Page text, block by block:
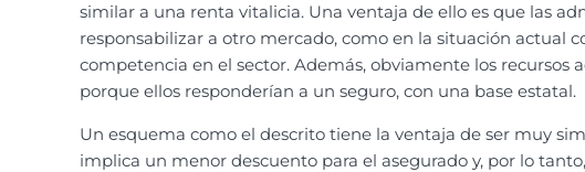
similar a una renta vitalicia. Una ventaja de ello es que las
responsabilizar a otro mercado, como en la situación actual
competencia en el sector. Además, obviamente los recursos
porque ellos responderían a un seguro, con una base estatal.
Un esquema como el descrito tiene la ventaja de ser muy
implica un menor descuento para el asegurado y, por lo